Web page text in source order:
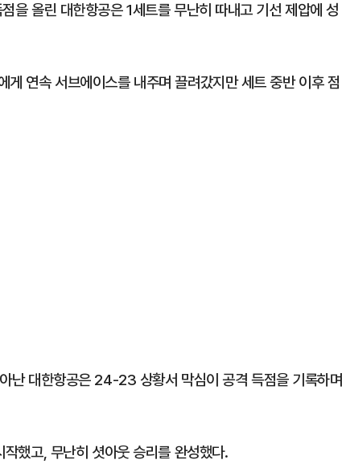
을 올린 대한항공은 1세트를 무난히 따내고 기선 제압에 성
연속 서브에이스를 내주며 끌려갔지만 세트 중반 이후 점
난 대한항공은 24-23 상황서 막심이 공격 득점을 기록하며
했고, 무난히 셧아웃 승리를 완성했다.